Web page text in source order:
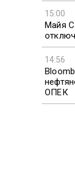
15:00
Майя
14:56
ОПЕК